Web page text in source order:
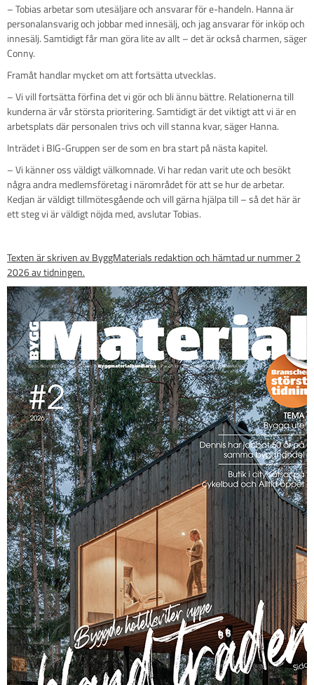
– Tobias arbetar som utesäljare och ansvarar för e-handeln. Hanna är
personalansvarig och jobbar med innesälj, och jag ansvarar för inköp och
innesälj. Samtidigt får man göra lite av allt – det är också charmen, säger
Conny.
Framåt handlar mycket om att fortsätta utvecklas.
– Vi vill fortsätta förfina det vi gör och bli ännu bättre. Relationerna till
kunderna är vår största prioritering. Samtidigt är det viktigt att vi är en
arbetsplats där personalen trivs och vill stanna kvar, säger Hanna.
Inträdet i BIG-Gruppen ser de som en bra start på nästa kapitel.
– Vi känner oss väldigt välkomnade. Vi har redan varit ute och besökt
några andra medlemsföretag i närområdet för att se hur de arbetar.
Kedjan är väldigt tillmötesgående och vill gärna hjälpa till – så det här är
ett steg vi är väldigt nöjda med, avslutar Tobias.
Texten är skriven av ByggMaterials redaktion och hämtad ur nummer 2
2026 av tidningen.